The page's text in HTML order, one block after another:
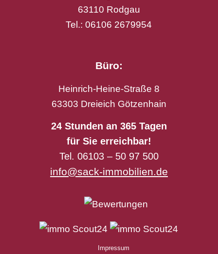
63110 Rodgau
Tel.: 06106 2679954
Büro:
Heinrich-Heine-Straße 8
63303 Dreieich Götzenhain
24 Stunden an 365 Tagen
für Sie erreichbar!
Tel. 06103 – 50 97 500
info@sack-immobilien.de
Impressum